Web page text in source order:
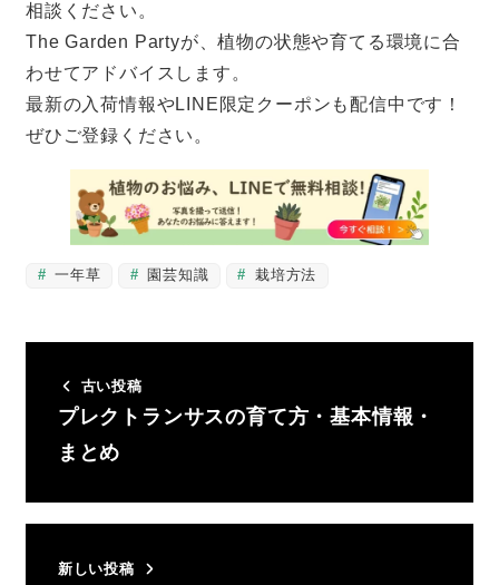
相談ください。
The Garden Partyが、植物の状態や育てる環境に合
わせてアドバイスします。
最新の入荷情報やLINE限定クーポンも配信中です！
ぜひご登録ください。
一年草 園芸知識 栽培方法
古い投稿
プレクトランサスの育て方・基本情報・
まとめ
新しい投稿